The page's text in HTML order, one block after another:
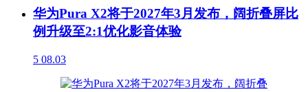
华为Pura X2将于2027年3月发布，阔折叠屏比
例升级至2:1优化影音体验
5 08.03